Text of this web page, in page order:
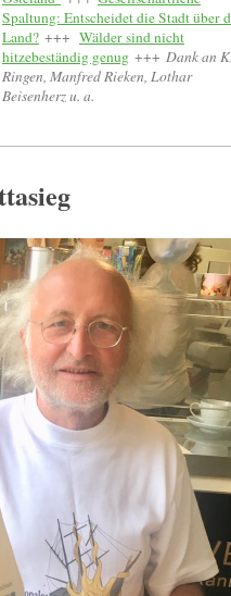
Spaltung: Entscheidet die Stadt über
Land? +++ Wälder sind nicht
hitzebeständig genug +++ Dank an
Ringen, Manfred Rieken, Lothar
Beisenherz u. a.